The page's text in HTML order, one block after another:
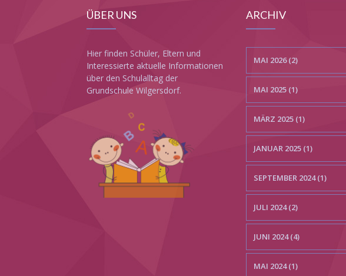
ÜBER UNS
Hier finden Schüler, Eltern und
Interessierte aktuelle Informationen
über den Schulalltag der
Grundschule Wilgersdorf.
ARCHIV
MAI 2026 (2)
MAI 2025 (1)
MÄRZ 2025 (1)
JANUAR 2025 (1)
SEPTEMBER 2024 (1)
JULI 2024 (2)
JUNI 2024 (4)
MAI 2024 (1)